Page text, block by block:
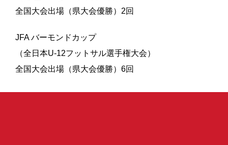
全国大会出場（県大会優勝）2回
JFA バーモンドカップ
（全日本U-12フットサル選手権大会）
全国大会出場（県大会優勝）6回